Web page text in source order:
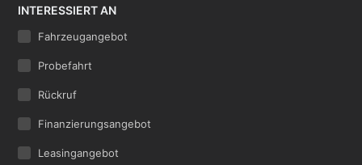
INTERESSIERT AN
Fahrzeugangebot
Probefahrt
Rückruf
Finanzierungsangebot
Leasingangebot